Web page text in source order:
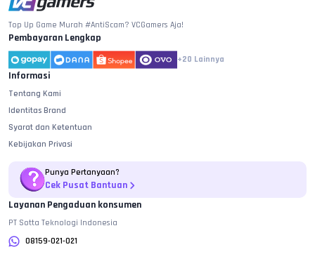
Top Up Game Murah #AntiScam? VCGamers Aja!
Pembayaran Lengkap
+20 Lainnya
Informasi
Tentang Kami
Identitas Brand
Syarat dan Ketentuan
Kebijakan Privasi
Punya Pertanyaan?
Cek Pusat Bantuan
Layanan Pengaduan konsumen
PT Sotta Teknologi Indonesia
08159-021-021